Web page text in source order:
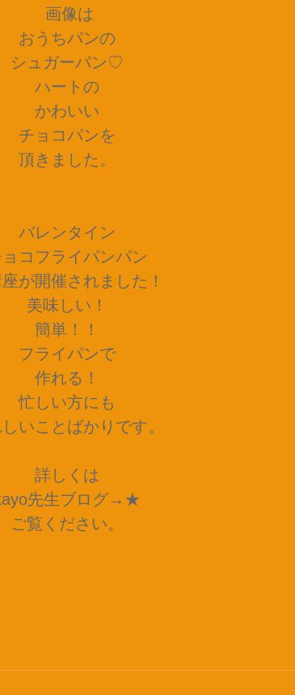
画像は
おうちパンの
シュガーパン♡
ハートの
かわいい
チョコパンを
頂きました。
バレンタイン
コフライパンパン
が開催されました！
美味しい！
簡単！！
フライパンで
作れる！
忙しい方にも
いことばかりです。
詳しくは
先生ブログ→ ★
ご覧ください。